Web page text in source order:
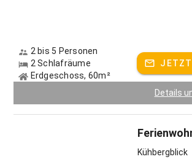
2 bis 5 Personen
2 Schlafräume
Erdgeschoss, 60m²
JETZT
Details
Kühbergblick